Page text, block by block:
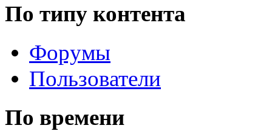
По типу контента
Форумы
Пользователи
По времени